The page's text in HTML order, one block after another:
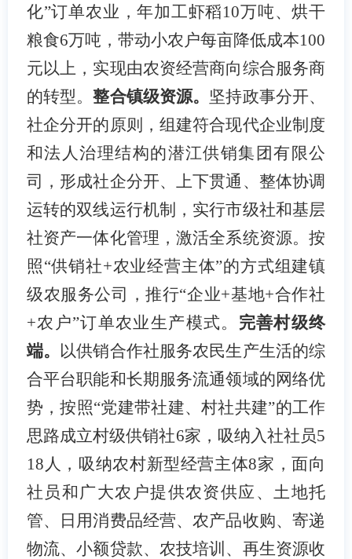
化”订单农业，年加工虾稻10万吨、烘干
粮食6万吨，带动小农户每亩降低成本100
元以上，实现由农资经营商向综合服务商
的转型。整合镇级资源。 坚持政事分开、
社企分开的原则，组建符合现代企业制度
和法人治理结构的潜江供销集团有限公
司，形成社企分开、上下贯通、整体协调
运转的双线运行机制，实行市级社和基层
社资产一体化管理，激活全系统资源。按
照“供销社+农业经营主体”的方式组建镇
级农服务公司，推行“企业+基地+合作社
+农户”订单农业生产模式。 完善村级终
端。
以供销合作社服务农民生产生活的综
合平台职能和长期服务流通领域的网络优
势，按照“党建带社建、村社共建”的工作
思路成立村级供销社6家，吸纳入社社员5
18人，吸纳农村新型经营主体8家，面向
社员和广大农户提供农资供应、土地托
管、日用消费品经营、农产品收购、寄递
物流、小额贷款、农技培训、再生资源收